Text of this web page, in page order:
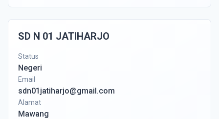
SD N 01 JATIHARJO
Status
Negeri
Email
sdn01jatiharjo@gmail.com
Alamat
Mawang